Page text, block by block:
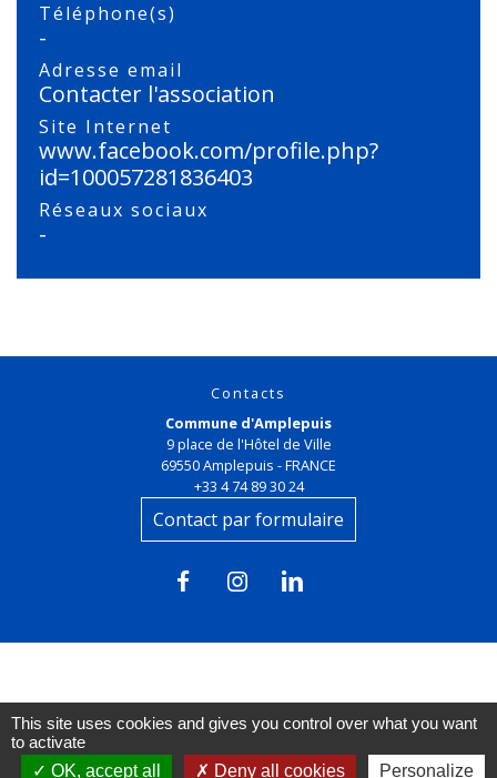
Téléphone(s)
-
Adresse email
Contacter l'association
Site Internet
www.facebook.com/profile.php?
id=100057281836403
Réseaux sociaux
-
Contacts
Commune d'Amplepuis
9 place de l'Hôtel de Ville
69550 Amplepuis - FRANCE
+33 4 74 89 30 24
Contact par formulaire
Liens
This site uses cookies and gives you control over what you want
to activate
OK, accept all
Deny all cookies Personalize